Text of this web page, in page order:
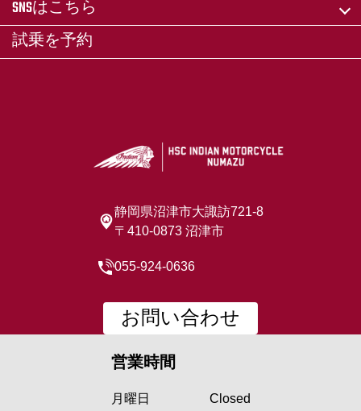
SNSはこちら
試乗を予約
静岡県沼津市大諏訪721-8
〒410-0873 沼津市
055-924-0636
お問い合わせ
営業時間
月曜日 Closed